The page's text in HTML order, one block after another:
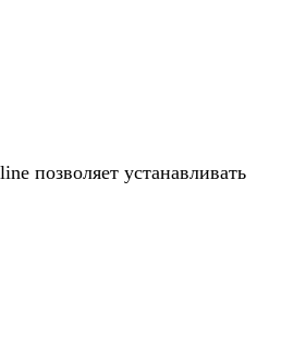
позволяет устанавливать